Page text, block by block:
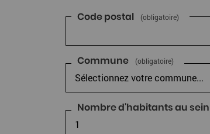
Code postal (obligatoire)
Commune (obligatoire)
Nombre d'habitants au